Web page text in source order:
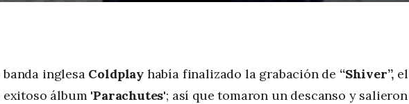
banda inglesa Coldplay había finalizado la grabación de “Shiver”, el
álbum 'Parachutes'; así que tomaron un descanso y salieron